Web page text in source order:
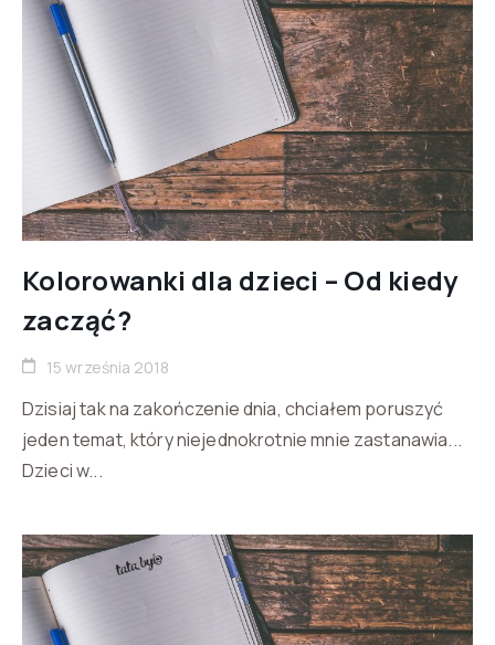
Kolorowanki dla dzieci – Od kiedy
zacząć?
15 września 2018
Dzisiaj tak na zakończenie dnia, chciałem poruszyć
jeden temat, który niejednokrotnie mnie zastanawia...
Dzieci w...